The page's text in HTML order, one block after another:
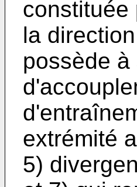
constituée
la
possède
extrémité
5)